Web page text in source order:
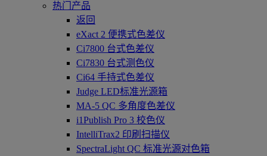
热门产品
返回
eXact 2 便携式色差仪
Ci7800 台式色差仪
Ci7830 台式测色仪
Ci64 手持式色差仪
Judge LED标准光源箱
MA-5 QC 多角度色差仪
i1Publish Pro 3 校色仪
IntelliTrax2 印刷扫描仪
SpectraLight QC 标准光源对色箱